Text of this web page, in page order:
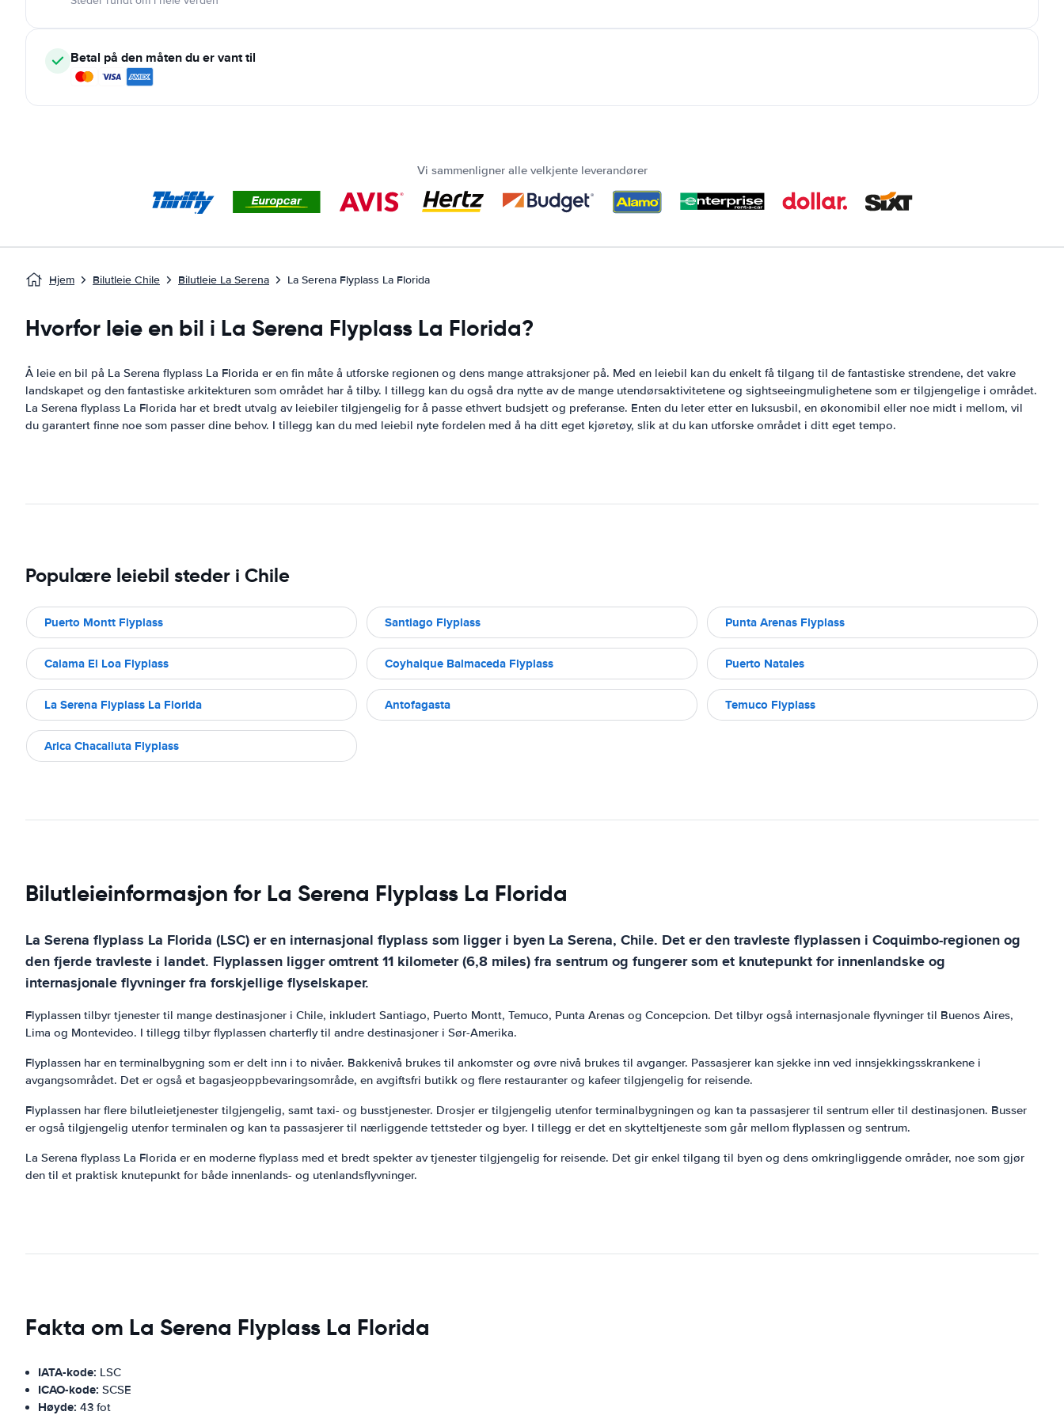
Betal på den måten du er vant til
Vi sammenligner alle velkjente leverandører
Hjem Bilutleie Chile Bilutleie La Serena La Serena Flyplass La Florida
Hvorfor leie en bil i La Serena Flyplass La Florida?
Å leie en bil på La Serena flyplass La Florida er en fin måte å utforske regionen og dens mange attraksjoner på. Med en leiebil kan du enkelt få tilgang til de fantastiske strendene, det vakre
landskapet og den fantastiske arkitekturen som området har å tilby. I tillegg kan du også dra nytte av de mange utendørsaktivitetene og sightseeingmulighetene som er tilgjengelige i området.
La Serena flyplass La Florida har et bredt utvalg av leiebiler tilgjengelig for å passe ethvert budsjett og preferanse. Enten du leter etter en luksusbil, en økonomibil eller noe midt i mellom, vil
du garantert finne noe som passer dine behov. I tillegg kan du med leiebil nyte fordelen med å ha ditt eget kjøretøy, slik at du kan utforske området i ditt eget tempo.
Populære leiebil steder i Chile
Puerto Montt Flyplass Santiago Flyplass Punta Arenas Flyplass
Calama El Loa Flyplass Coyhaique Balmaceda Flyplass Puerto Natales
La Serena Flyplass La Florida Antofagasta Temuco Flyplass
Arica Chacalluta Flyplass
Bilutleieinformasjon for La Serena Flyplass La Florida
La Serena flyplass La Florida (LSC) er en internasjonal flyplass som ligger i byen La Serena, Chile. Det er den travleste flyplassen i Coquimbo-regionen og
den fjerde travleste i landet. Flyplassen ligger omtrent 11 kilometer (6,8 miles) fra sentrum og fungerer som et knutepunkt for innenlandske og
internasjonale flyvninger fra forskjellige flyselskaper.
Flyplassen tilbyr tjenester til mange destinasjoner i Chile, inkludert Santiago, Puerto Montt, Temuco, Punta Arenas og Concepcion. Det tilbyr også internasjonale flyvninger til Buenos Aires,
Lima og Montevideo. I tillegg tilbyr flyplassen charterfly til andre destinasjoner i Sør-Amerika.
Flyplassen har en terminalbygning som er delt inn i to nivåer. Bakkenivå brukes til ankomster og øvre nivå brukes til avganger. Passasjerer kan sjekke inn ved innsjekkingsskrankene i
avgangsområdet. Det er også et bagasjeoppbevaringsområde, en avgiftsfri butikk og flere restauranter og kafeer tilgjengelig for reisende.
Flyplassen har flere bilutleietjenester tilgjengelig, samt taxi- og busstjenester. Drosjer er tilgjengelig utenfor terminalbygningen og kan ta passasjerer til sentrum eller til destinasjonen. Busser
er også tilgjengelig utenfor terminalen og kan ta passasjerer til nærliggende tettsteder og byer. I tillegg er det en skytteltjeneste som går mellom flyplassen og sentrum.
La Serena flyplass La Florida er en moderne flyplass med et bredt spekter av tjenester tilgjengelig for reisende. Det gir enkel tilgang til byen og dens omkringliggende områder, noe som gjør
den til et praktisk knutepunkt for både innenlands- og utenlandsflyvninger.
Fakta om La Serena Flyplass La Florida
IATA-kode: LSC
ICAO-kode: SCSE
Høyde: 43 fot